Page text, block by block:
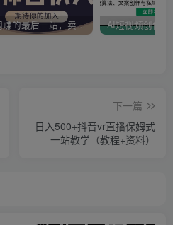
网赚的最后一站，卖项目！做网赚顶级猎食者~
下一篇
日入500+抖音vr直播保姆式
一站教学（教程+资料）